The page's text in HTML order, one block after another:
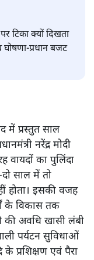
टिका क्यों दिखता
प्रधान बजट
में प्रस्तुत साल
नरेंद्र मोदी
वायदों का पुलिंदा
साल में तो
होता। इसकी वजह
के विकास तक
अवधि खासी लंबी
पर्यटन सुविधाओं
प्रशिक्षण एवं पैरा